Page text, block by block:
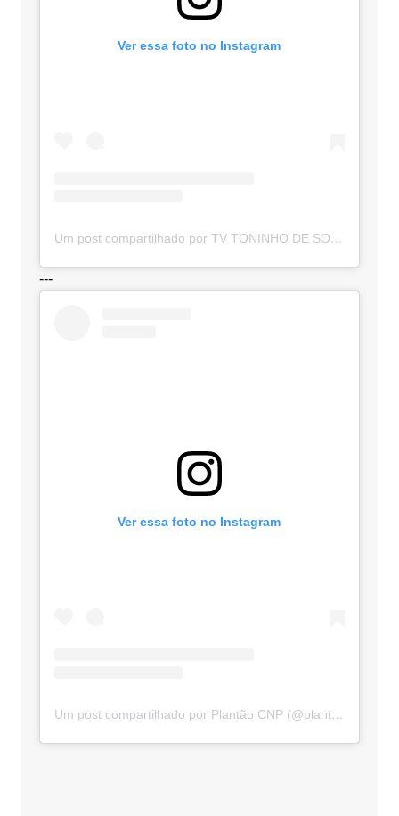
Ver essa foto no Instagram
Um post compartilhado por TV TONINHO DE SOUZA (@toninhodesouzamt)
---
Ver essa foto no Instagram
Um post compartilhado por Plantão CNP (@plantaocnp)